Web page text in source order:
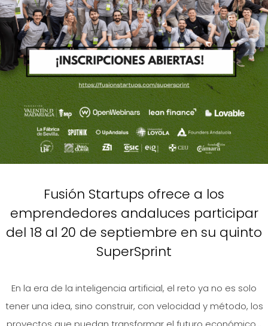
Fusión Startups ofrece a los
emprendedores andaluces participar
del 18 al 20 de septiembre en su quinto
SuperSprint
En la era de la inteligencia artificial, el reto ya no es solo
tener una idea, sino construir, con velocidad y método, los